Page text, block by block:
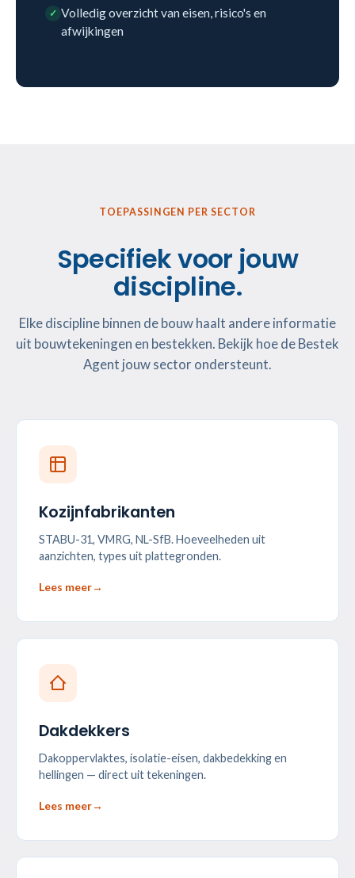
✓ Volledig overzicht van eisen, risico's en
afwijkingen
TOEPASSINGEN PER SECTOR
Specifiek voor jouw
discipline.
Elke discipline binnen de bouw haalt andere informatie
uit bouwtekeningen en bestekken. Bekijk hoe de Bestek
Agent jouw sector ondersteunt.
Kozijnfabrikanten
STABU-31, VMRG, NL-SfB. Hoeveelheden uit
aanzichten, types uit plattegronden.
Lees meer→
Dakdekkers
Dakoppervlaktes, isolatie-eisen, dakbedekking en
hellingen — direct uit tekeningen.
Lees meer→